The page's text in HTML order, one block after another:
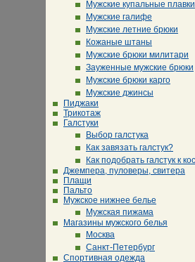
Мужские купальные плавки
Мужские галифе
Мужские летние брюки
Кожаные штаны
Мужские брюки милитари
Зауженные мужские брюки
Мужские брюки карго
Мужские джинсы
Пиджаки
Трикотаж
Галстуки
Выбор галстука
Как завязать галстук?
Как подобрать галстук к
Джемпера, пуловеры, свитера
Плащи
Пальто
Мужское нижнее белье
Мужская пижама
Магазины мужского белья
Москва
Санкт-Петербург
Спортивная одежда